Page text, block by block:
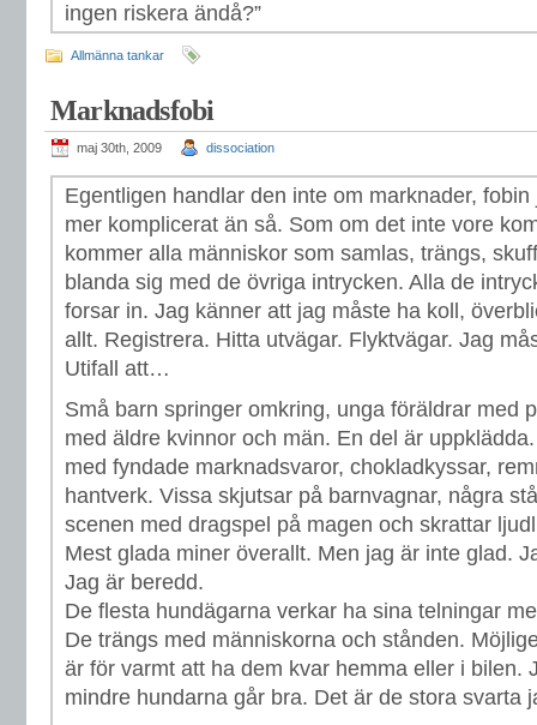
ingen riskera ändå?”
Allmänna tankar
Marknadsfobi
maj 30th, 2009 dissociation
Egentligen handlar den inte om marknader,
mer komplicerat än så. Som om det inte vore
kommer alla människor som samlas, trängs,
blanda sig med de övriga intrycken. Alla de
forsar in. Jag känner att jag måste ha koll,
allt. Registrera. Hitta utvägar. Flyktvägar. Jag
Utifall att…
Små barn springer omkring, unga föräldrar med
med äldre kvinnor och män. En del är
med fyndade marknadsvaror, chokladkyssar,
hantverk. Vissa skjutsar på barnvagnar, några
scenen med dragspel på magen och skrattar
Mest glada miner överallt. Men jag är inte glad.
Jag är beredd.
De flesta hundägarna verkar ha sina telningar
De trängs med människorna och stånden.
är för varmt att ha dem kvar hemma eller i bilen.
mindre hundarna går bra. Det är de stora svarta